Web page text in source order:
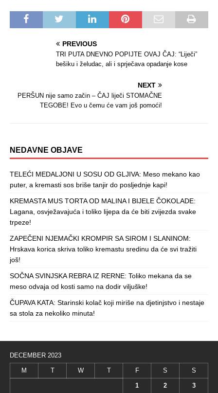
PREVIOUS
TRI PUTA DNEVNO POPIJTE OVAJ ČAJ: “Liječi”
bešiku i želudac, ali i sprječava opadanje kose
NEXT
PERŠUN nije samo začin – ČAJ liječi STOMAČNE
TEGOBE! Evo u čemu će vam još pomoći!
NEDAVNE OBJAVE
TELEĆI MEDALJONI U SOSU OD GLJIVA: Meso mekano kao
puter, a kremasti sos briše tanjir do posljednje kapi!
KREMASTA MUS TORTA OD MALINA I BIJELE ČOKOLADE:
Lagana, osvježavajuća i toliko lijepa da će biti zvijezda svake
trpeze!
ZAPEČENI NJEMAČKI KROMPIR SA SIROM I SLANINOM:
Hrskava korica skriva toliko kremastu sredinu da će svi tražiti
još!
SOČNA SVINJSKA REBRA IZ RERNE: Toliko mekana da se
meso odvaja od kosti samo na dodir viljuške!
ČUPAVA KATA: Starinski kolač koji miriše na djetinjstvo i nestaje
sa stola za nekoliko minuta!
DECEMBER 2023
M T W T F S S
1 2 3